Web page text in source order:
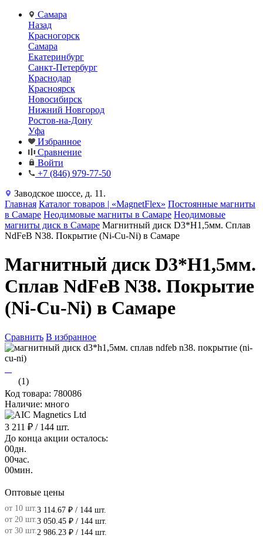
Самара
Назад
Красногорск
Самара
Екатеринбург
Санкт-Петербург
Краснодар
Красноярск
Новосибирск
Нижний Новгород
Ростов-на-Дону
Уфа
Избранное
Сравнение
Войти
+7 (846) 979-77-50
Заводское шоссе, д. 11.
Главная Каталог товаров | «MagnetFlex» Постоянные магниты
в Самаре Неодимовые магниты в Самаре Неодимовые
магниты диск в Самаре Магнитный диск D3*H1,5мм. Сплав
NdFeB N38. Покрытие (Ni-Cu-Ni) в Самаре
Магнитный диск D3*H1,5мм.
Сплав NdFeB N38. Покрытие
(Ni-Cu-Ni) в Самаре
Сравнить В избранное
(1)
Код товара: 780086
Наличие: много
3 211 ₽ / 144 шт.
До конца акции осталось:
00дн.
00час.
00мин.
Оптовые цены
от 10 шт. 3 114.67 ₽ / 144 шт.
от 20 шт. 3 050.45 ₽ / 144 шт.
от 30 шт. 2 986.23 ₽ / 144 шт.